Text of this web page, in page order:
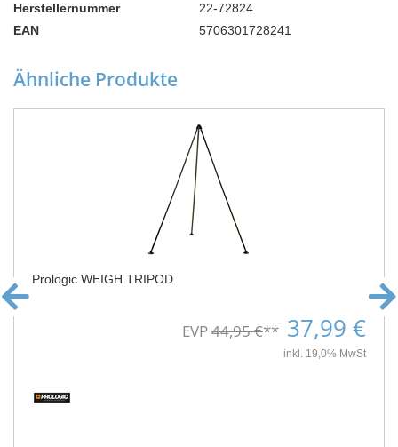
Herstellernummer
22-72824
EAN
5706301728241
Ähnliche Produkte
Prologic WEIGH TRIPOD
EVP44,95 €** 37,99 €
inkl. 19,0% MwSt